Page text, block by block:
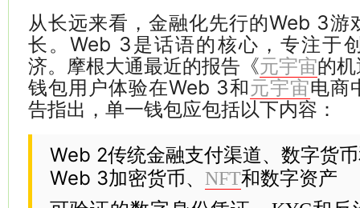
从长远来看，金融化先行的Web 3游
长。Web 3是话语的核心，专注于
济。摩根大通最近的报告《元宇宙的
钱包用户体验在Web 3和元宇宙电商
告指出，单一钱包应包括以下内容：
Web 2传统金融支付渠道、数字货
Web 3加密货币、 NFT和数字资产